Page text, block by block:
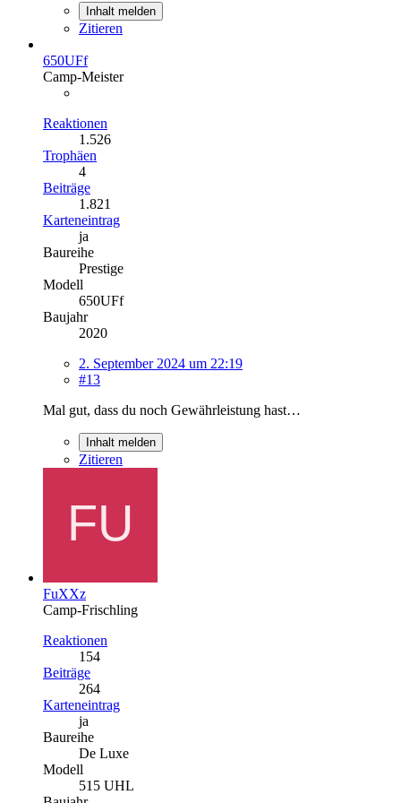
Inhalt melden
Zitieren
650UFf
Camp-Meister
Reaktionen
1.526
Trophäen
4
Beiträge
1.821
Karteneintrag
ja
Baureihe
Prestige
Modell
650UFf
Baujahr
2020
2. September 2024 um 22:19
#13
Mal gut, dass du noch Gewährleistung hast…
Inhalt melden
Zitieren
FuXXz
Camp-Frischling
Reaktionen
154
Beiträge
264
Karteneintrag
ja
Baureihe
De Luxe
Modell
515 UHL